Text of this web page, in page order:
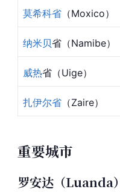
莫希科省 （Moxico）
纳米贝省（Namibe）
威热省（Uige）
扎伊尔省 （Zaire）
重要城市
罗安达（Luanda